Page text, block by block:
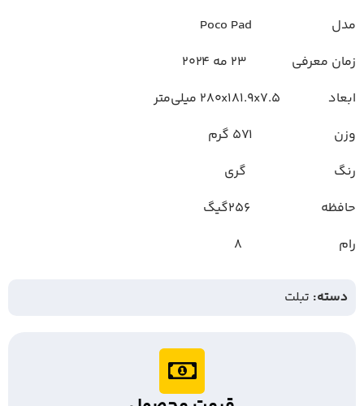
مدل Poco Pad
زمان معرفی ۲۳ مه ۲۰۲۴
ابعاد ۲۸۰x۱۸۱.۹x۷.۵ میلی‌متر
وزن ۵۷۱ گرم
رنگ گری
حافظه 256گیگ
رام 8
دسته: تبلت